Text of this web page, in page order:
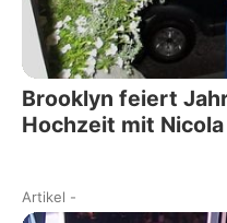
Brooklyn feiert
Hochzeit mit Nicola
Artikel -